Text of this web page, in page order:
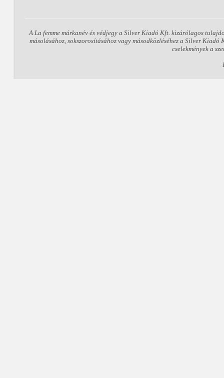
A La femme márkanév és védjegy a Silver Kiadó Kft. kizárólagos
másolásához, sokszorosításához vagy másodközléséhez a Silver
cselekmények a